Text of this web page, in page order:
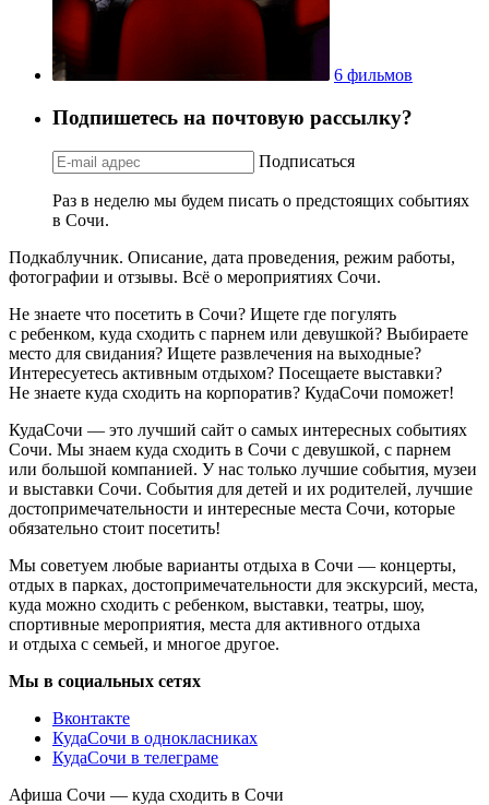
6 фильмов
Подпишетесь на почтовую рассылку?
Подписаться
Раз в неделю мы будем писать о предстоящих событиях
в Сочи.
Подкаблучник. Описание, дата проведения, режим работы,
фотографии и отзывы. Всё о мероприятиях Сочи.
Не знаете что посетить в Сочи? Ищете где погулять
с ребенком, куда сходить с парнем или девушкой? Выбираете
место для свидания? Ищете развлечения на выходные?
Интересуетесь активным отдыхом? Посещаете выставки?
Не знаете куда сходить на корпоратив? КудаСочи поможет!
КудаСочи — это лучший сайт о самых интересных событиях
Сочи. Мы знаем куда сходить в Сочи с девушкой, с парнем
или большой компанией. У нас только лучшие события, музеи
и выставки Сочи. События для детей и их родителей, лучшие
достопримечательности и интересные места Сочи, которые
обязательно стоит посетить!
Мы советуем любые варианты отдыха в Сочи — концерты,
отдых в парках, достопримечательности для экскурсий, места,
куда можно сходить с ребенком, выставки, театры, шоу,
спортивные мероприятия, места для активного отдыха
и отдыха с семьей, и многое другое.
Мы в социальных сетях
Вконтакте
КудаСочи в однокласниках
КудаСочи в телеграме
Афиша Сочи — куда сходить в Сочи